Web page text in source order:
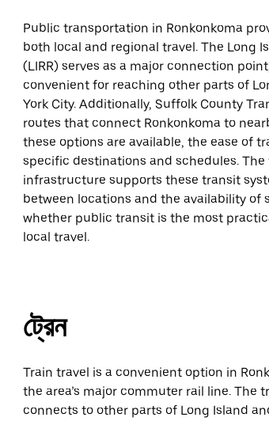
Public transportation in Ronkonkoma
both local and regional travel. The Long
(LIRR) serves as a major connection
convenient for reaching other parts of
York City. Additionally, Suffolk County
routes that connect Ronkonkoma to
these options are available, the ease of
specific destinations and schedules. The
infrastructure supports these transit
between locations and the availability of
whether public transit is the most
local travel.
ট্রেন
Train travel is a convenient option in
the area’s major commuter rail line. The
connects to other parts of Long Island